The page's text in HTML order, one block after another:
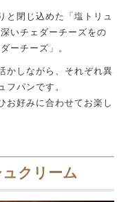
と閉じ込めた「塩トリュ
いチェダーチーズをの
ーチーズ」。
かしながら、それぞれ異
フパンです。
お好みに合わせてお楽し
クリーム